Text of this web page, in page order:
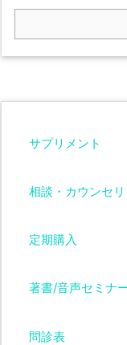
サプリメント
相談・カウンセ
定期購入
著書/音声セミナ
問診表